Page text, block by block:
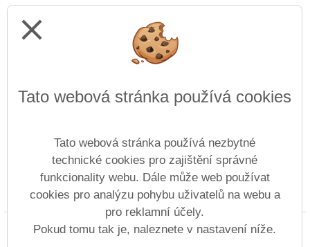
Prohlášení o přístupnosti Mapa webu Cookies
Copyright © 2019 - 2026 ZŠ Karla Jeřábka, Roudnice &
close
Tato webová stránka používá cookies
Tato webová stránka používá nezbytné
technické cookies pro zajištění správné
funkcionality webu. Dále může web používat
cookies pro analýzu pohybu uživatelů na webu a
pro reklamní účely.
Pokud tomu tak je, naleznete v nastavení níže.